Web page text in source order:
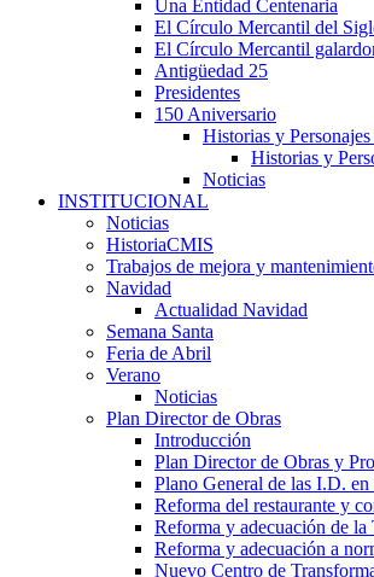
Una Entidad Centenaria
El Círculo Mercantil del
El Círculo Mercantil
Antigüedad 25
Presidentes
150 Aniversario
Historias y
Historias y
Noticias
INSTITUCIONAL
Noticias
HistoriaCMIS
Trabajos de mejora y
Navidad
Actualidad Navidad
Semana Santa
Feria de Abril
Verano
Noticias
Plan Director de Obras
Introducción
Plan Director de Obras y
Plano General de las I.D. en
Reforma del restaurante y
Reforma y adecuación de
Reforma y adecuación a
Nuevo Centro de